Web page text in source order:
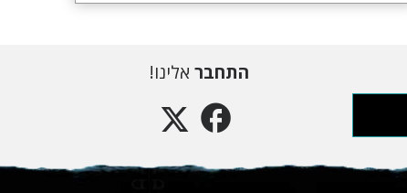
התחבר אלינו!